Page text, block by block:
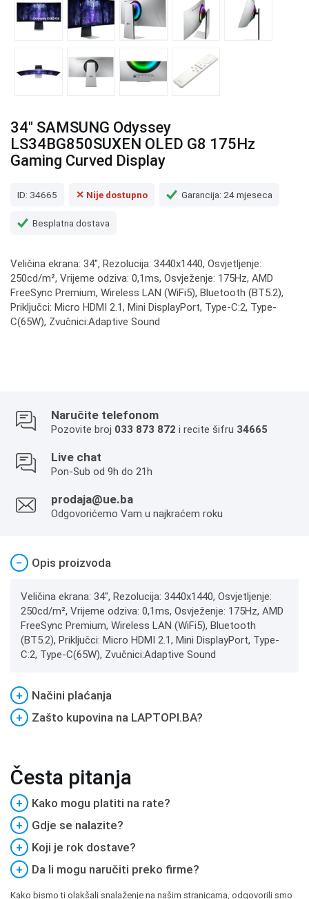
34" SAMSUNG Odyssey
LS34BG850SUXEN OLED G8 175Hz
Gaming Curved Display
ID: 34665 ✕ Nije dostupno Garancija: 24 mjeseca
Besplatna dostava
Veličina ekrana: 34", Rezolucija: 3440x1440, Osvjetljenje:
250cd/m², Vrijeme odziva: 0,1ms, Osvježenje: 175Hz, AMD
FreeSync Premium, Wireless LAN (WiFi5), Bluetooth (BT5.2),
Priključci: Micro HDMI 2.1, Mini DisplayPort, Type-C:2, Type-
C(65W), Zvučnici:Adaptive Sound
Naručite telefonom
Pozovite broj 033 873 872 i recite šifru 34665
Live chat
Pon-Sub od 9h do 21h
prodaja@ue.ba
Odgovorićemo Vam u najkraćem roku
− Opis proizvoda
Veličina ekrana: 34", Rezolucija: 3440x1440, Osvjetljenje:
250cd/m², Vrijeme odziva: 0,1ms, Osvježenje: 175Hz, AMD
FreeSync Premium, Wireless LAN (WiFi5), Bluetooth
(BT5.2), Priključci: Micro HDMI 2.1, Mini DisplayPort, Type-
C:2, Type-C(65W), Zvučnici:Adaptive Sound
+
Načini plaćanja
+
Zašto kupovina na LAPTOPI.BA?
Česta pitanja
+
Kako mogu platiti na rate?
+
Gdje se nalazite?
+
Koji je rok dostave?
+
Da li mogu naručiti preko firme?
Kako bismo ti olakšali snalaženje na našim stranicama, odgovorili smo